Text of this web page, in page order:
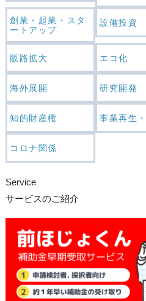
創業・起業・スタ
ートアップ
設備投資
販路拡大 エコ化
海外展開 研究開発
知的財産権 事業再生
コロナ関係
Service
サービスのご紹介